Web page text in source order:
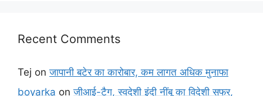
Recent Comments
Tej onजापानी बटेर का कारोबार, कम लागत अधिक मुनाफा
boyarka onजीआई-टैग, स्वदेशी इंदी नींबू का विदेशी सफर,